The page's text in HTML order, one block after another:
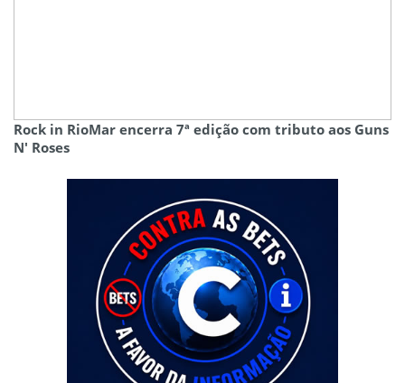
Rock in RioMar encerra 7ª edição com tributo aos Guns
N' Roses